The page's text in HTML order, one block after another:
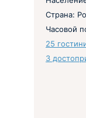
Страна:
Часовой
25
3